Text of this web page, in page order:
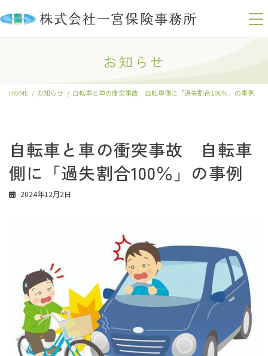
お知らせ
HOME お知らせ 自転車と車の衝突事故 自転車側に「過失割合100％」の事例
自転車と車の衝突事故 自転車
側に「過失割合100％」の事例
2024年12月2日